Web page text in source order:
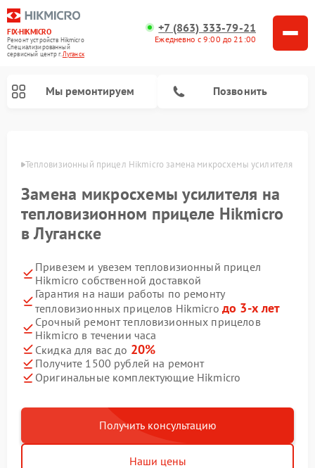
FIX-HIKMICRO
Ремонт устройств Hikmicro
Специализированный
cервисный центр г.Луганск
+7 (863) 333-79-21
Ежедневно с 9:00 до 21:00
Мы ремонтируем Позвонить
Тепловизионный прицел Hikmicro замена микросхемы усилителя
Замена микросхемы усилителя на
тепловизионном прицеле Hikmicro
в Луганске
Привезем и увезем тепловизионный прицел
Hikmicro собственной доставкой
Гарантия на наши работы по ремонту
тепловизионных прицелов Hikmicro до 3-х лет
Срочный ремонт тепловизионных прицелов
Hikmicro в течении часа
Скидка для вас до 20%
Получите 1500 рублей на ремонт
Оригинальные комплектующие Hikmicro
Получить консультацию
Наши цены